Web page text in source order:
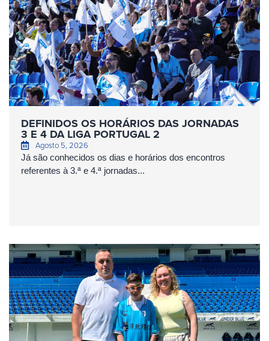
DEFINIDOS OS HORÁRIOS DAS JORNADAS
3 E 4 DA LIGA PORTUGAL 2
Agosto 5, 2026
Já são conhecidos os dias e horários dos encontros
referentes à 3.ª e 4.ª jornadas...